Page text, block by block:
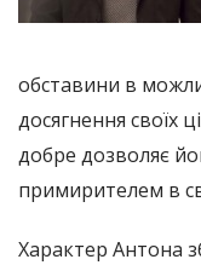
обставини в
досягнення своїх
добре дозволяє
примирителем в
Характер Антона